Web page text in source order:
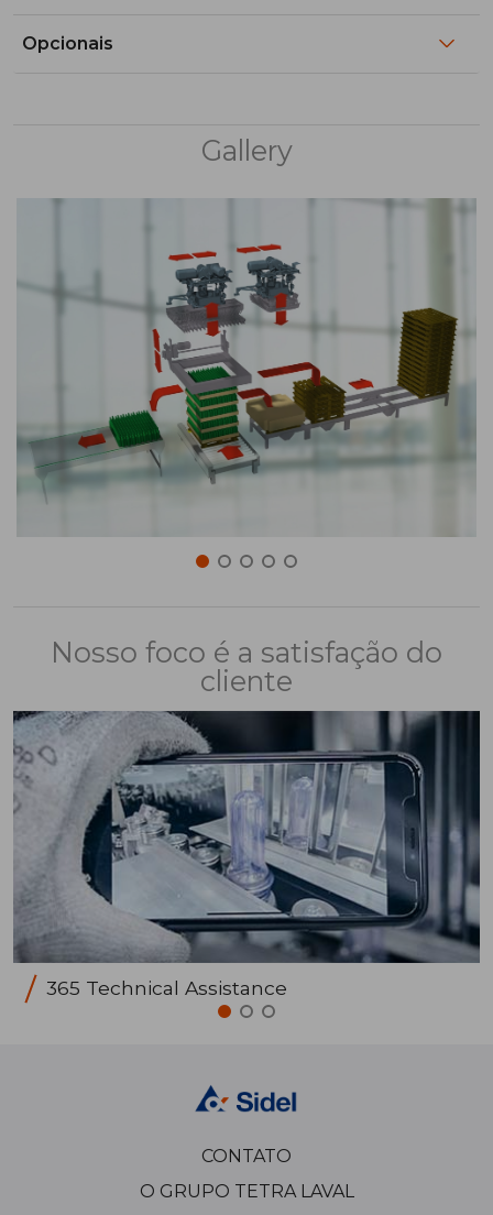
Opcionais
Gallery
Nosso foco é a satisfação do
cliente
365 Technical Assistance
CONTATO
O GRUPO TETRA LAVAL